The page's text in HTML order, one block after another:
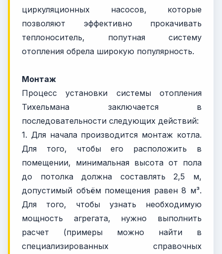
циркуляционных насосов, которые
позволяют эффективно прокачивать
теплоноситель, попутная систему
отопления обрела широкую популярность.
Монтаж
Процесс установки системы отопления
Тихельмана заключается в
последовательности следующих действий:
1. Для начала производится монтаж котла.
Для того, чтобы его расположить в
помещении, минимальная высота от пола
до потолка должна составлять 2,5 м,
допустимый объём помещения равен 8 м³.
Для того, чтобы узнать необходимую
мощность агрегата, нужно выполнить
расчет (примеры можно найти в
специализированных справочных